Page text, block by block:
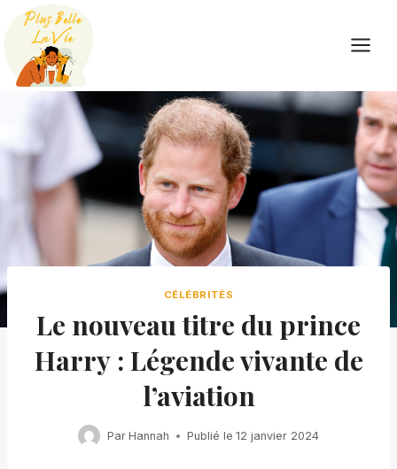
Skip
content
CÉLÉBRITÉS
Le nouveau titre du prince
Harry : Légende vivante de
l’aviation
Par Hannah Publié le 12 janvier 2024